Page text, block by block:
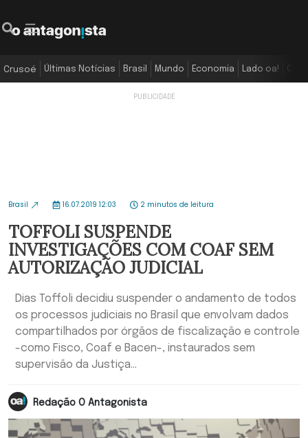
Crusoé Últimas Notícias Brasil Mundo Economia Lado oa!
Brasil 16.07.2019 12:03 2 minutos de leitura
TOFFOLI SUSPENDE
INVESTIGAÇÕES COM COAF SEM
AUTORIZAÇÃO JUDICIAL
Dias Toffoli decidiu suspender o andamento de todos
os processos judiciais no Brasil que envolvam dados
compartilhados por órgãos de fiscalização e controle
-como Fisco, Coaf e Bacen-, instaurados sem
supervisão da Justiça...
Redação O Antagonista